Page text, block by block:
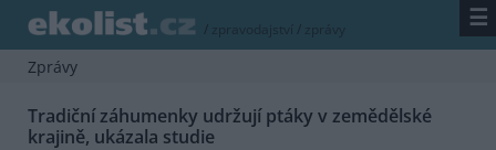
/ zpravodajství / zprávy ☰
Zprávy
Tradiční záhumenky udržují ptáky v zemědělské
krajině, ukázala studie